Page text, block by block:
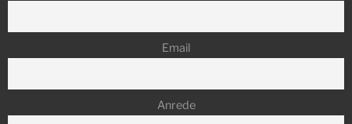
Email
Anrede